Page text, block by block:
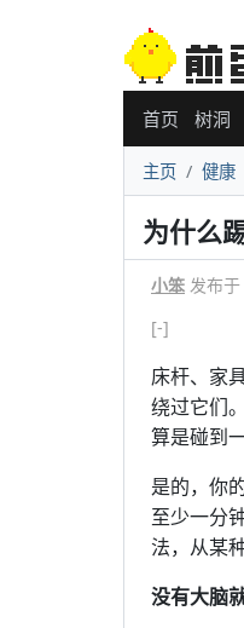
首页 树洞
主页 健康
为什么
小笨 发布
[-]
床杆、家
绕过它们
算是碰到
是的，你
至少一分
法，从某
没有大脑